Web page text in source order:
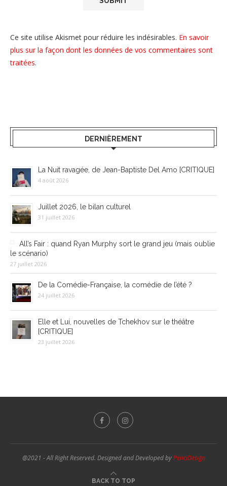
Ce site utilise Akismet pour réduire les indésirables. En savoir
plus sur la façon dont les données de vos commentaires sont
traitées.
DERNIÈREMENT
La Nuit ravagée, de Jean-Baptiste Del Amo [CRITIQUE]
4 août 2026
Juillet 2026, le bilan culturel
31 juillet 2026
All’s Fair : quand Ryan Murphy sort le grand jeu (mais oublie
le scénario)
27 juillet 2026
De la Comédie-Française, la comédie de l’été ?
24 juillet 2026
Elle et Lui, nouvelles de Tchekhov sur le théâtre
[CRITIQUE]
23 juillet 2026
@2021 - All Right Reserved. Designed and Developed byPenciDesign
BACK TO TOP